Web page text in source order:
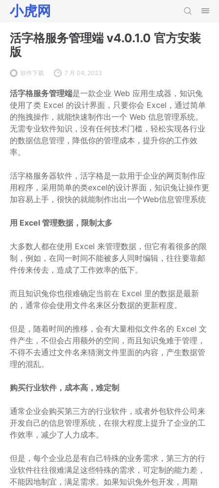
小虎网
活字格服务管理端 v4.0.1.0 官方安装
版
软件下载 7 月 04, 2023
活字格服务管理端是一款企业 Web 应用生成器，知识兔
使用了类 Excel 的设计界面，只要你会 Excel，通过简单
的拖拽操作，就能快速制作出一个 Web 信息管理系统。
无需专业软件知识，没有任何技术门槛，轻松实现各行业
的数据信息管理，降低你的管理成本，提升你的工作效
率。
活字格服务器软件，活字格是一款用于企业的网页制作应
用程序，采用简单的类excel的设计界面，知识兔让操作更
加容易上手，很快的就能制作出出一个Web信息管理系统
用 Excel 管理数据，限制太多
大多数人都在使用 Excel 来管理数据，但它有着很多的限
制，例如，在同一时间不能被多人同时编辑，往往要靠邮
件传来传去，造成了工作效率的低下。
而且知识兔你也很难确定当前在 Excel 里的数据是最新
的，通常你会使用文件名来区分数据的更新程度。
但是，随着时间的推移，会有大量相似文件名的 Excel 文
件产生，不但会占用额外的空间，而且知识兔难于管理，
不得不去通过文件名来猜测文件里面的内容，产生数据管
理的混乱。
购买行业软件，成本高，难定制
通常企业会购买第三方的行业软件，或者外包软件公司来
开发自己的信息管理系统，在很大程度上提升了企业的工
作效率，减少了人力成本。
但是，每个企业总是有自己特殊的业务需求，第三方的行
业软件往往很难满足这些特殊的需求，可定制的能力差，
不能因地制宜，满足需求。如果知识兔外包开发，周期